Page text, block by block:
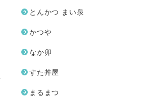
とんかつ まい泉
かつや
なか卯
すた丼屋
まるまつ